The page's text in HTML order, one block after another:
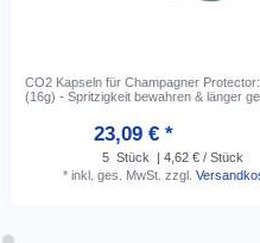
CO2 Kapseln für Champagner Protector:
(16g) - Spritzigkeit bewahren & länger
23,09 € *
5 Stück
| 4,62 € / Stück
* inkl. ges. MwSt. zzgl.